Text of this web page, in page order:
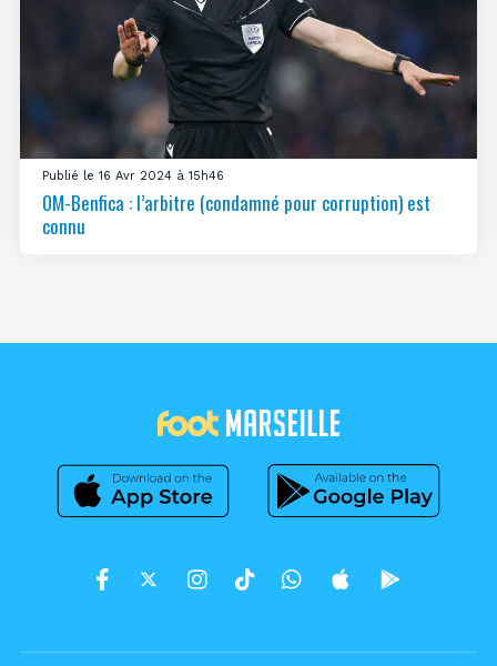
Publié le 16 Avr 2024 à 15h46
OM-Benfica : l’arbitre (condamné pour corruption) est
connu